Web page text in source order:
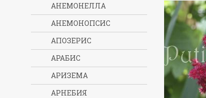
АНЕМОНЕЛЛА
АНЕМОНОПСИС
АПОЗЕРИС
АРАБИС
АРИЗЕМА
АРНЕБИЯ